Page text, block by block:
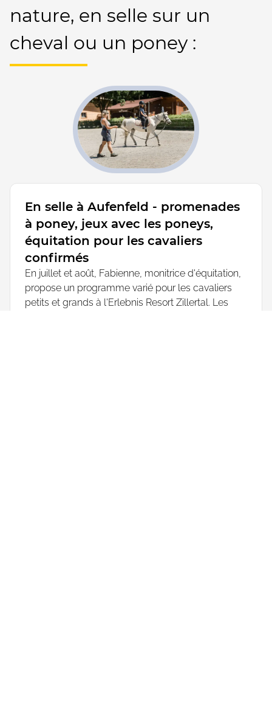
nature, en selle sur un
cheval ou un poney :
En selle à Aufenfeld - promenades
à poney, jeux avec les poneys,
équitation pour les cavaliers
confirmés
En juillet et août, Fabienne, monitrice d'équitation,
propose un programme varié pour les cavaliers
petits et grands à l'Erlebnis Resort Zillertal. Les